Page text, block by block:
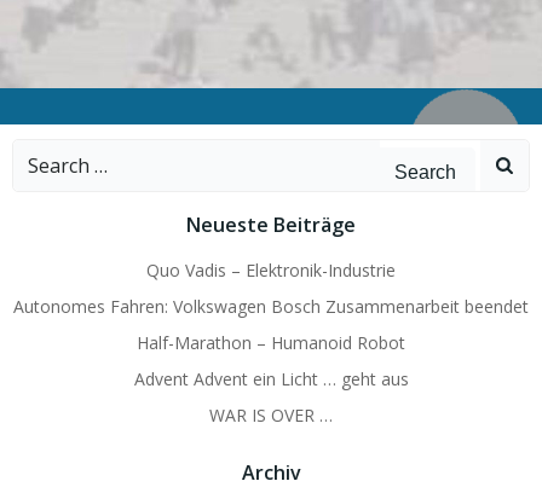
Search
Neueste Beiträge
Quo Vadis – Elektronik-Industrie
Autonomes Fahren: Volkswagen Bosch Zusammenarbeit beendet
Half-Marathon – Humanoid Robot
Advent Advent ein Licht … geht aus
WAR IS OVER …
Archiv